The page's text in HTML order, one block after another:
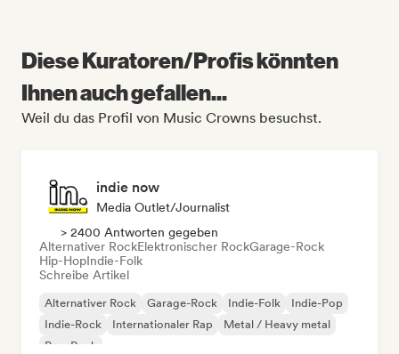
Diese Kuratoren/Profis könnten
Ihnen auch gefallen...
Weil du das Profil von Music Crowns besuchst.
indie now
Media Outlet/Journalist
> 2400 Antworten gegeben
Alternativer RockElektronischer RockGarage-Rock
Hip-HopIndie-Folk
Schreibe Artikel
Alternativer Rock Garage-Rock Indie-Folk
Indie-Pop
Indie-Rock
Internationaler Rap
Metal / Heavy metal
Pop-Rock